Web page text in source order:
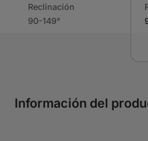
Reclinación
90-149°
Información del